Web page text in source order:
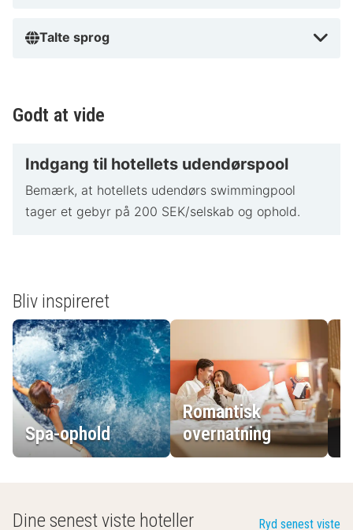
Talte sprog
Godt at vide
Indgang til hotellets udendørspool
Bemærk, at hotellets udendørs swimmingpool
tager et gebyr på 200 SEK/selskab og ophold.
Bliv inspireret
Spa-ophold
Romantisk
overnatning
Dine senest viste hoteller Ryd senest viste